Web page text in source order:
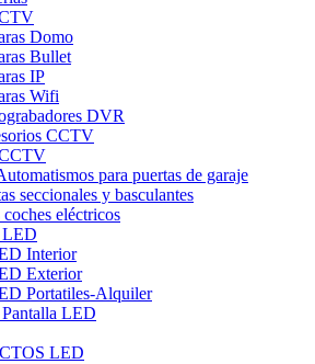
Domo
Bullet
IP
Wifi
DVR
CCTV
para puertas de garaje
seccionales y basculantes
eléctricos
LED
Interior
Exterior
Portatiles-Alquiler
LED
LED